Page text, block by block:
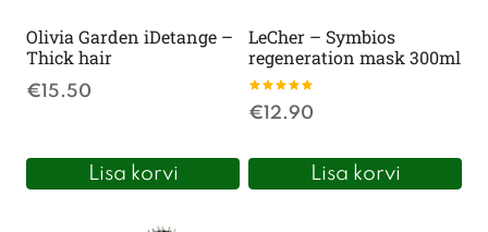
Olivia Garden iDetange –
Thick hair
€15.50
Lisa korvi
LeCher – Symbios
regeneration mask 300ml
Hinnanguga
5
€12.90
Lisa korvi